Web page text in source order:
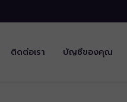
ติดต่อเรา บัญชีของคุณ